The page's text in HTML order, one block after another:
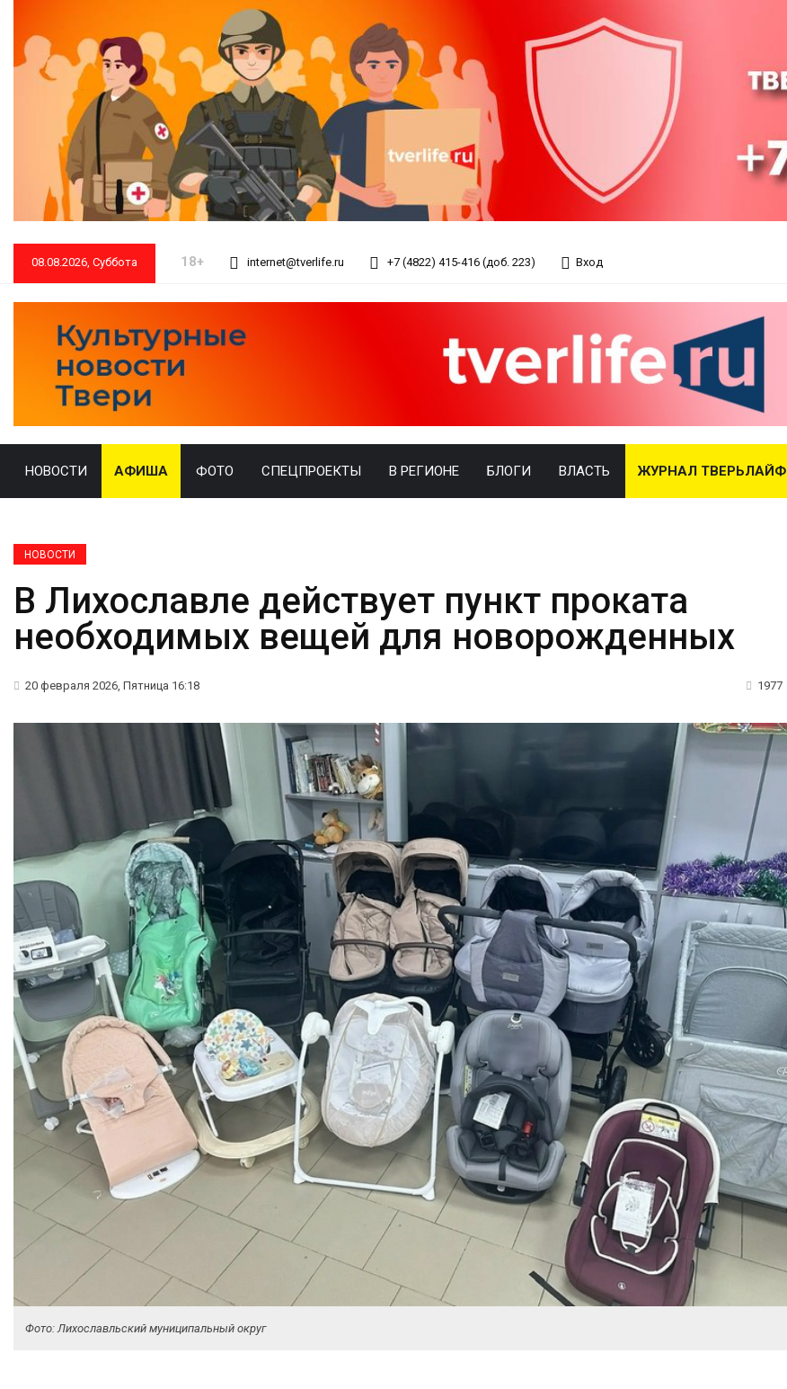
08.08.2026, Суббота 18+ internet@tverlife.ru +7 (4822) 415-416 (доб. 223) Вход
НОВОСТИ АФИША ФОТО СПЕЦПРОЕКТЫ В РЕГИОНЕ БЛОГИ ВЛАСТЬ ЖУРНАЛ ТВЕРЬЛАЙФ
НОВОСТИ
В Лихославле действует пункт проката
необходимых вещей для новорожденных
20 февраля 2026, Пятница 16:18 1977
Фото: Лихославльский муниципальный округ